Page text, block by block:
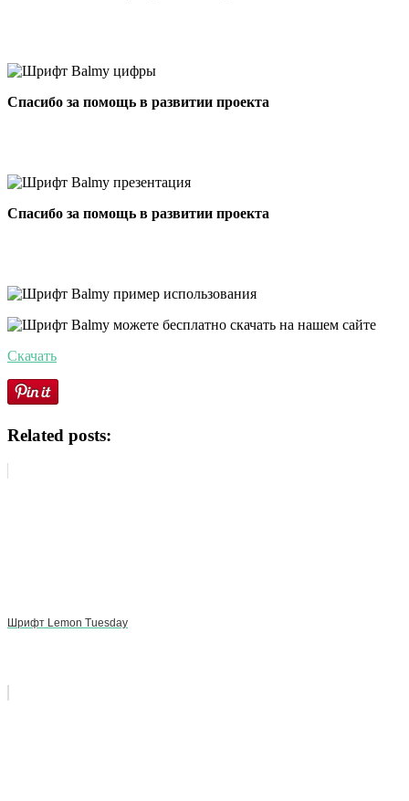
Спасибо за помощь в развитии проекта
Спасибо за помощь в развитии проекта
Скачать
Related posts:
Шрифт Lemon Tuesday